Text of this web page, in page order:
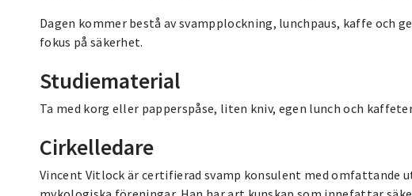
Dagen kommer bestå av svampplockning, lunchpaus, kaffe och
fokus på säkerhet.
Studiematerial
Ta med korg eller papperspåse, liten kniv, egen lunch och
Cirkelledare
Vincent Vitlock är certifierad svamp konsulent med omfattande